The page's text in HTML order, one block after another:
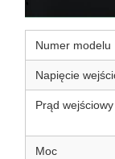
Numer modelu
Napięcie
Prąd wejściowy
Moc